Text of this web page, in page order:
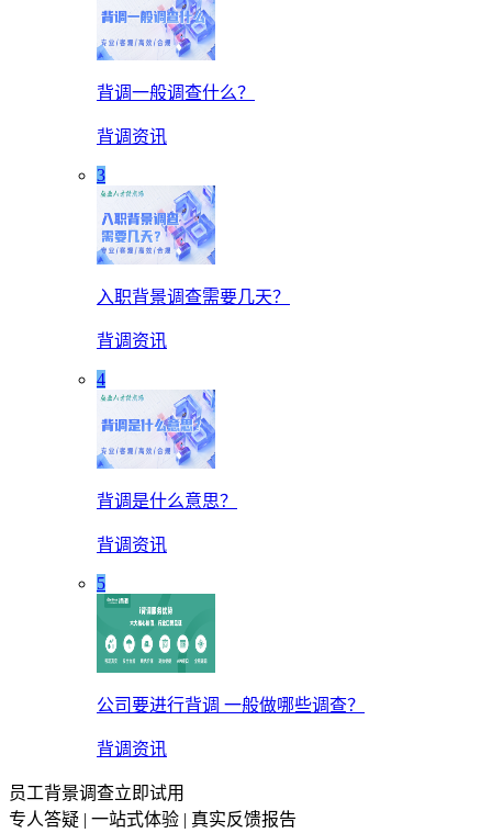
背调一般调查什么？
背调资讯
3
入职背景调查需要几天？
背调资讯
4
背调是什么意思？
背调资讯
5
公司要进行背调 一般做哪些调查？
背调资讯
员工背景调查立即试用
专人答疑 | 一站式体验 | 真实反馈报告